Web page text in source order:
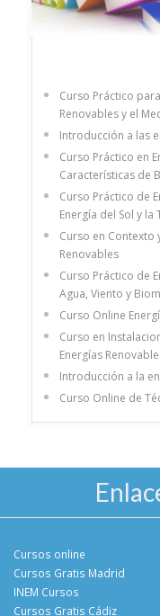
Curso Práctico
Renovables y el
Introducción a las
Curso Práctico en
Características de
Curso Práctico de
Energía del Sol y la
Curso en Contexto
Renovables
Curso Práctico de
Agua, Viento y
Curso Online
Curso en
Energías
Introducción a la
Curso Online de
Cursos online
Cursos Gratis Madrid
INEM Cursos
Cursos Gratis Cádiz